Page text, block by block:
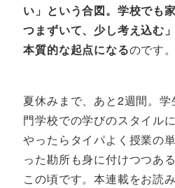
い」という合図。学校でも
つまずいて、少し考え込む
本質的な起点になるのです。
夏休みまで、あと2週間。
門学校での学びのスタイル
やったらタイパよく授業の
った勘所も身に付けつつあ
この頃です。本連載をお読